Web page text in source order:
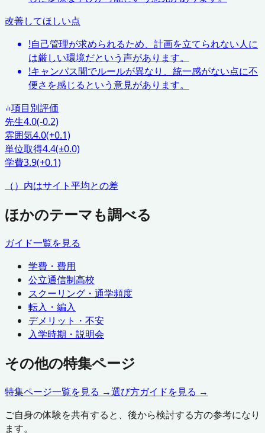
改善してほしい点
!自己管理が求められるため、計画を立てられない人に
は厳しい環境だという声があります。
!キャンパス間でルールが異なり、統一感がない点に不
便さを感じるという意見があります。
項目別評価
先生4.0(-0.2)
雰囲気4.0(+0.1)
単位取得4.4(±0.0)
学費3.9(+0.1)
（）内はサイト平均との差
ほかのテーマも調べる
ガイド一覧を見る
学費・費用
公立通信制高校
スクーリング・通学頻度
転入・編入
デメリット・不安
入学時期・説明会
その他の特集ページ
特集ページ一覧を見る →選び方ガイドを見る →
ご自身の体験を共有すると、後から検討する方の参考になり
ます。